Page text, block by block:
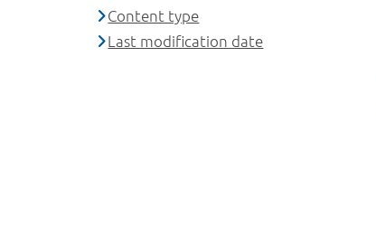
Content type
Last modification date